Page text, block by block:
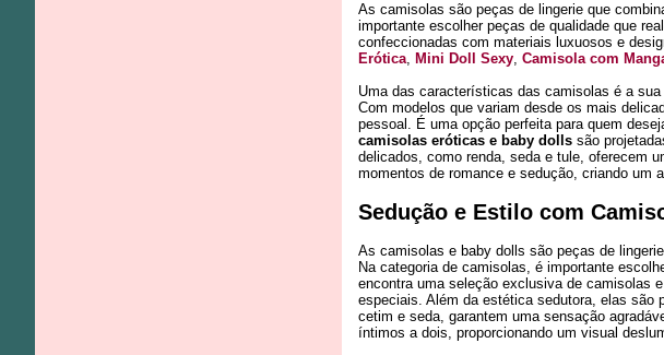
As camisolas são peças de lingerie que
importante escolher peças de qualidade que
confeccionadas com materiais luxuosos e
Erótica, Mini Doll Sexy, Camisola com
Uma das características das camisolas é a
Com modelos que variam desde os mais
pessoal. É uma opção perfeita para quem
camisolas eróticas e baby dolls são
delicados, como renda, seda e tule, oferecem
momentos de romance e sedução, criando um
Sedução e Estilo com
As camisolas e baby dolls são peças de
Na categoria de camisolas, é importante
encontra uma seleção exclusiva de camisolas
especiais. Além da estética sedutora, elas são
cetim e seda, garantem uma sensação
íntimos a dois, proporcionando um visual